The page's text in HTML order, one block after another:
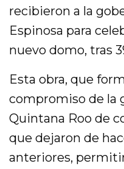
recibieron a la
Espinosa para
nuevo domo, tras
Esta obra, que
compromiso de la
Quintana Roo de
que dejaron de
anteriores,